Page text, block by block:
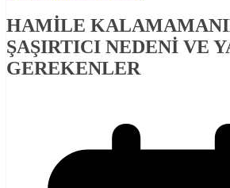
HAMİLE
ŞAŞIRTICI NEDENİ VE
GEREKENLER